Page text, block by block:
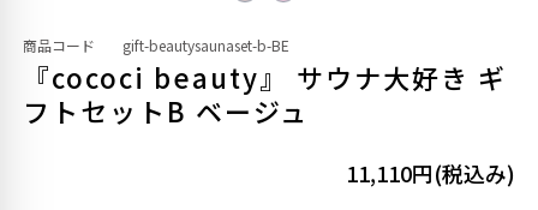
商品コード gift-beautysaunaset-b-BE
『cococi beauty』 サウナ大好き ギ
フトセットB ベージュ
11,110円(税込み)